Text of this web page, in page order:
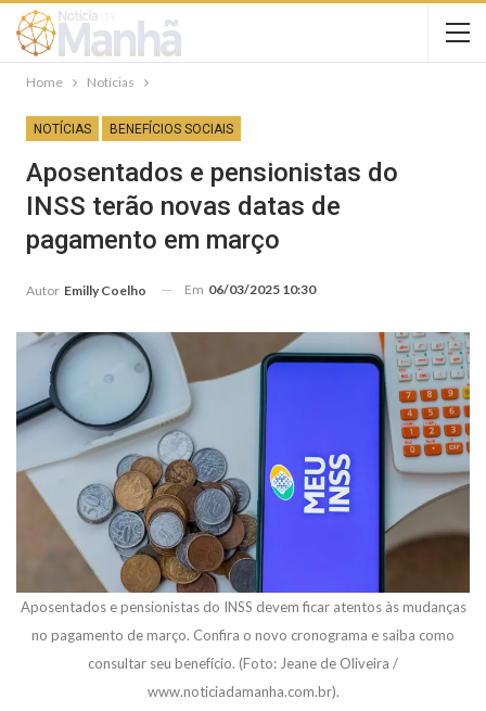
Home Notícias
NOTÍCIAS BENEFÍCIOS SOCIAIS
Aposentados e pensionistas do
INSS terão novas datas de
pagamento em março
Autor Emilly Coelho Em 06/03/2025 10:30
Aposentados e pensionistas do INSS devem ficar atentos às mudanças
no pagamento de março. Confira o novo cronograma e saiba como
consultar seu benefício. (Foto: Jeane de Oliveira /
www.noticiadamanha.com.br).